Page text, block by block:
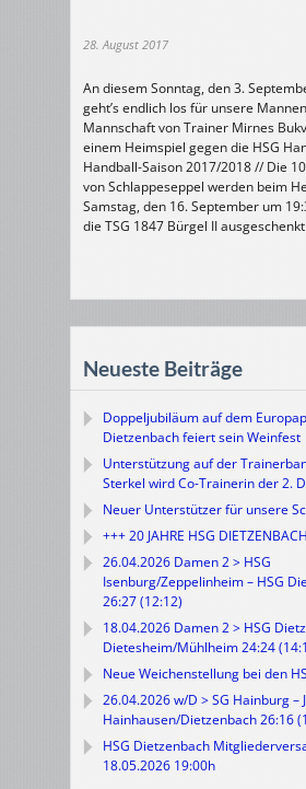
28. August 2017
An diesem Sonntag, den 3.
geht’s endlich los für unsere
Mannschaft von Trainer Mirnes
einem Heimspiel gegen die HSG
Handball-Saison 2017/2018 // Die
von Schlappeseppel werden beim
Samstag, den 16. September um
die TSG 1847 Bürgel II ausgeschenkt
Neueste Beiträge
Doppeljubiläum auf dem
Dietzenbach feiert sein Weinfest
Unterstützung auf der
Sterkel wird Co-Trainerin der 2.
Neuer Unterstützer für unsere
+++ 20 JAHRE HSG
26.04.2026 Damen 2 > HSG
Isenburg/Zeppelinheim – HSG
26:27 (12:12)
18.04.2026 Damen 2 > HSG
Dietesheim/Mühlheim 24:24
Neue Weichenstellung bei den
26.04.2026 w/D > SG Hainburg –
Hainhausen/Dietzenbach 26:16
HSG Dietzenbach
18.05.2026 19:00h